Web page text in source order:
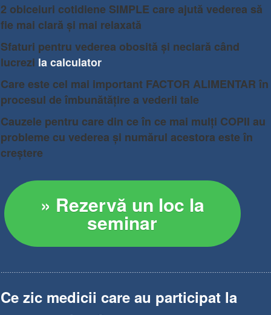
​2 obiceiuri cotidiene SIMPLE care ajută vederea să
fie mai clară și mai relaxată
Sfaturi pentru vederea obosită și neclară când
lucrezi la calculator
Care este cel mai important FACTOR ALIMENTAR în
procesul de îmbunătățire a vederii tale
Cauzele pentru care din ce în ce mai mulți COPII au
probleme cu vederea și numărul acestora este în
creștere
» Rezervă un loc la
seminar
Ce zic medicii care au participat la